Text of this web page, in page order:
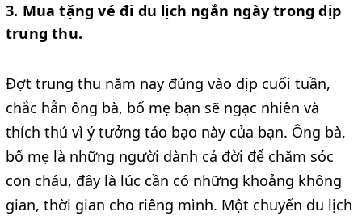
3. Mua tặng vé đi du lịch ngắn ngày trong dịp
trung thu.
Đợt trung thu năm nay đúng vào dịp cuối tuần,
chắc hẳn ông bà, bố mẹ bạn sẽ ngạc nhiên và
thích thú vì ý tưởng táo bạo này của bạn. Ông bà,
bố mẹ là những người dành cả đời để chăm sóc
con cháu, đây là lúc cần có những khoảng không
gian, thời gian cho riêng mình. Một chuyến du lịch